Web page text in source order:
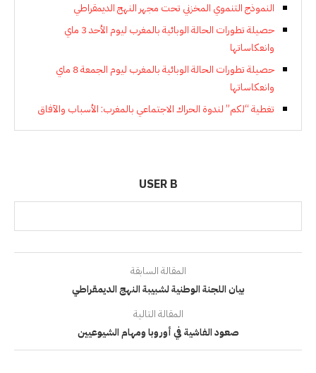
النموذج التنموي المخزني تحت مجهر النهج الديمقراطي
حصيلة تطورات الحالة الوبائية بالمغرب ليوم الأحد 3 ماي
وانعكاساتها
حصيلة تطورات الحالة الوبائية بالمغرب ليوم الجمعة 8 ماي
وانعكاساتها
تغطية “لكم” لندوة الحراك الاجتماعي بالمغرب: الأسباب والآفاق
USER B
المقالة السابقة
بيان اللجنة الوطنية لشبيبة النهج الديمقراطي
المقالة التالية
صعود الفاشية في أوروبا ومهام الشيوعيين